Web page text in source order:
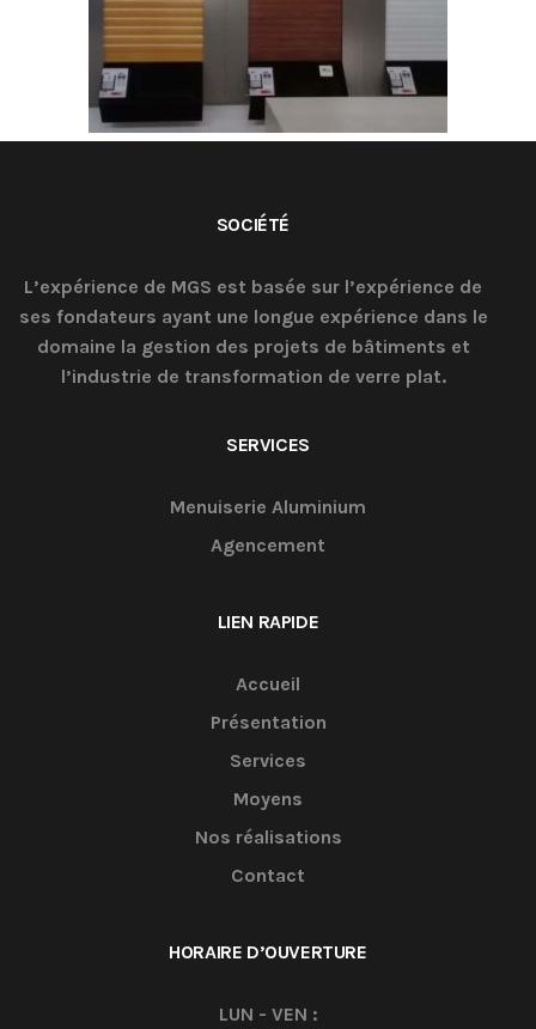
SOCIÉTÉ
L’expérience de MGS est basée sur l’expérience de
ses fondateurs ayant une longue expérience dans le
domaine la gestion des projets de bâtiments et
l’industrie de transformation de verre plat.
SERVICES
Menuiserie Aluminium
Agencement
LIEN RAPIDE
Accueil
Présentation
Services
Moyens
Nos réalisations
Contact
HORAIRE D’OUVERTURE
LUN - VEN :